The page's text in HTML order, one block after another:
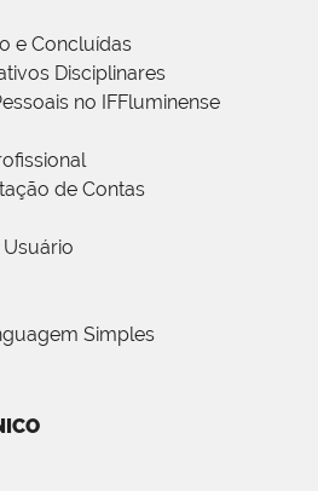
e Concluídas
Disciplinares
no IFFluminense
de Contas
Simples